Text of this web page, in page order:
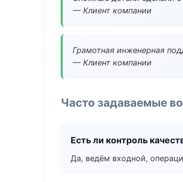
— Клиент компании
Грамотная инженерная
— Клиент компании
Часто задаваемые
Есть ли контроль
Да, ведём входной,